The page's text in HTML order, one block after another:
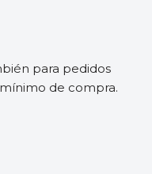
para pedidos
de compra.